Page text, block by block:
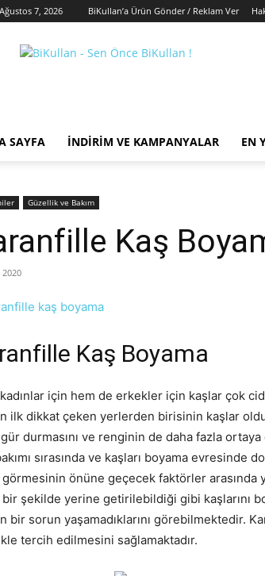
7, 2026 BiKullan’a Ürün Gönder / Reklam Ver
BiKullan
SAYFA İNDIRIM VE KAMPANYALAR EN
Güzellik ve Bakım
Kaş
Kaş Boyama
için hem de erkekler için kaşlar çok
ilk dikkat çeken yerlerden birisinin kaşlar
durmasını ve renginin de daha fazla
sırasında ve kaşları boyama evresinde
görmesinin önüne geçecek faktörler arasında
bir şekilde yerine getirilebildiği gibi kaşlarını
bir sorun yaşamadıklarını görebilmektedir.
tercih edilmesini sağlamaktadır.